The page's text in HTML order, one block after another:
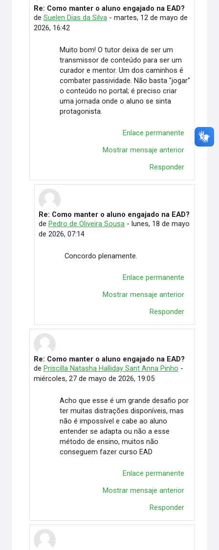
En respuesta a Vitória Duarte Wingert
Re: Como manter o aluno engajado na EAD?
de Suelen Dias da Silva- martes, 12 de mayo de
2026, 16:42
Muito bom! O tutor deixa de ser um
transmissor de conteúdo para ser um
curador e mentor. Um dos caminhos é
combater passividade. Não basta "jogar"
o conteúdo no portal; é preciso criar
uma jornada onde o aluno se sinta
protagonista.
Enlace permanente
Mostrar mensaje anterior
Responder
En respuesta a Suelen Dias da Silva
Re: Como manter o aluno engajado na EAD?
de Pedro de Oliveira Sousa - lunes, 18 de mayo
de 2026, 07:14
Concordo plenamente.
Enlace permanente
Mostrar mensaje anterior
Responder
En respuesta a Vitória Duarte Wingert
Re: Como manter o aluno engajado na EAD?
de Priscilla Natasha Halliday Sant Anna Pinho -
miércoles, 27 de mayo de 2026, 19:05
Acho que esse é um grande desafio por
ter muitas distrações disponíveis, mas
não é impossível e cabe ao aluno
entender se adapta ou não a esse
método de ensino, muitos não
conseguem fazer curso EAD
Enlace permanente
Mostrar mensaje anterior
Responder